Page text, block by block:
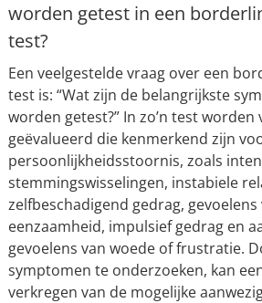
worden getest in een
test?
Een veelgestelde vraag over een
test is: “Wat zijn de belangrijkste
worden getest?” In zo’n test
geëvalueerd die kenmerkend zijn
persoonlijkheidsstoornis, zoals
stemmingswisselingen, instabiele
zelfbeschadigend gedrag,
eenzaamheid, impulsief gedrag en
gevoelens van woede of frustratie.
symptomen te onderzoeken, kan
verkregen van de mogelijke